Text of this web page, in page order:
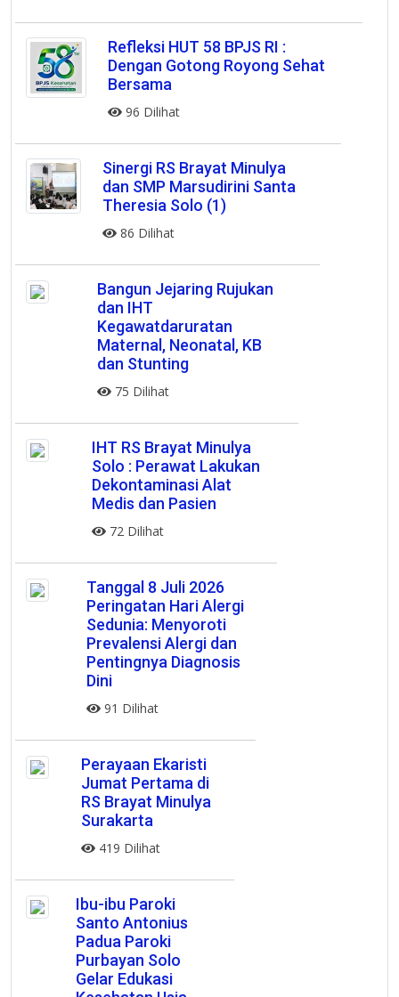
Refleksi HUT 58 BPJS RI :
Dengan Gotong Royong Sehat
Bersama
96 Dilihat
Sinergi RS Brayat Minulya
dan SMP Marsudirini Santa
Theresia Solo (1)
86 Dilihat
Bangun Jejaring Rujukan
dan IHT
Kegawatdaruratan
Maternal, Neonatal, KB
dan Stunting
75 Dilihat
IHT RS Brayat Minulya
Solo : Perawat Lakukan
Dekontaminasi Alat
Medis dan Pasien
72 Dilihat
Tanggal 8 Juli 2026
Peringatan Hari Alergi
Sedunia: Menyoroti
Prevalensi Alergi dan
Pentingnya Diagnosis
Dini
91 Dilihat
Perayaan Ekaristi
Jumat Pertama di
RS Brayat Minulya
Surakarta
419 Dilihat
Ibu-ibu Paroki
Santo Antonius
Padua Paroki
Purbayan Solo
Gelar Edukasi